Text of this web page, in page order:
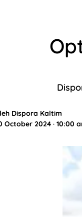
Dispora Kaltim
October 2024 · 10:00